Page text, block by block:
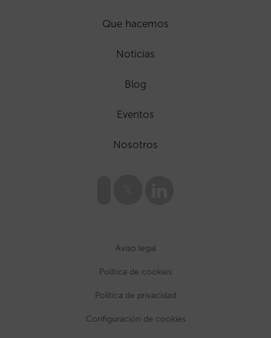
Que hacemos
Noticias
Blog
Eventos
Nosotros
Aviso legal
Política de cookies
Política de privacidad
Configuración de cookies